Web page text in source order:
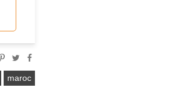
maroc